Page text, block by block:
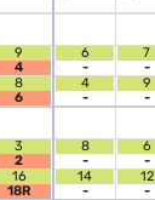
9
4
6
-
7
-
8
6
4
-
9
-
3
2
8
-
6
-
16
18R
14
-
12
-